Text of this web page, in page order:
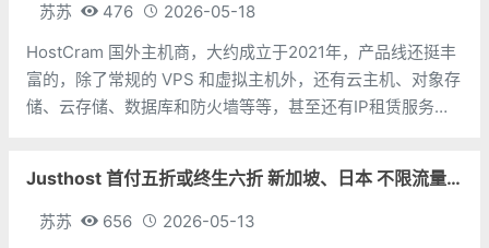
苏苏 476
2026-05-18
HostCram 国外主机商，大约成立于2021年，产品线还挺丰
富的，除了常规的 VPS 和虚拟主机外，还有云主机、对象存
储、云存储、数据库和防火墙等等，甚至还有IP租赁服务。
Justhost 首付五折或终生六折 新加坡、日本 不限流量 免费换机房
苏苏 656
2026-05-13